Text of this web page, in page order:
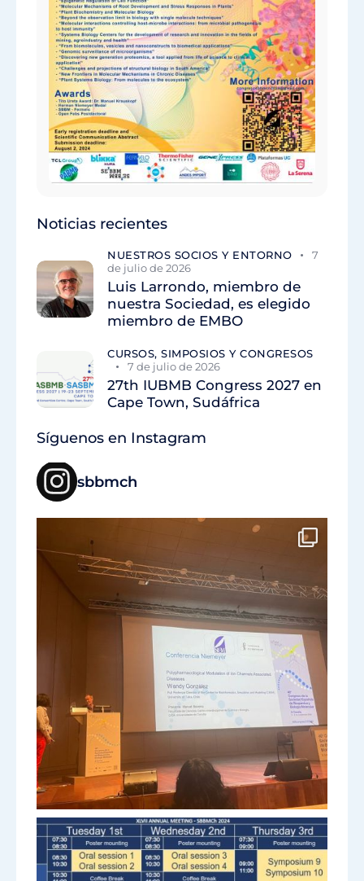
Noticias recientes
NUESTROS SOCIOS Y ENTORNO
7
de julio de 2026
Luis Larrondo, miembro de
nuestra Sociedad, es elegido
miembro de EMBO
CURSOS, SIMPOSIOS Y CONGRESOS
7 de julio de 2026
27th IUBMB Congress 2027 en
Cape Town, Sudáfrica
Síguenos en Instagram
sbbmch